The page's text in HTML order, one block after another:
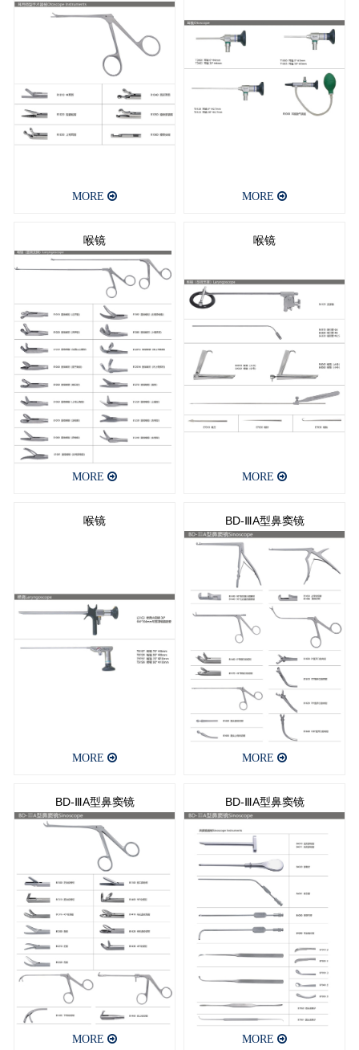
MORE MORE
喉镜
MORE
喉镜
MORE
喉镜
MORE
BD-ⅢA型鼻窦镜
MORE
BD-ⅢA型鼻窦镜
MORE
BD-ⅢA型鼻窦镜
MORE